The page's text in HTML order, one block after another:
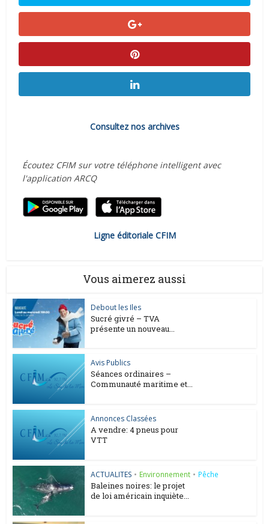
Consultez nos archives
Écoutez CFIM sur votre téléphone intelligent avec
l'application ARCQ
Ligne éditoriale CFIM
Vous aimerez aussi
Debout les Iles
Sucré givré – TVA
présente un nouveau...
Avis Publics
Séances ordinaires –
Communauté maritime et...
Annonces Classées
A vendre: 4 pneus pour
VTT
ACTUALITES • Environnement • Pêche
Baleines noires: le projet
de loi américain inquiète...